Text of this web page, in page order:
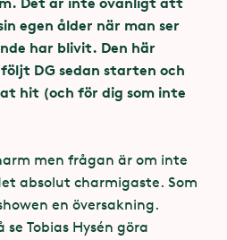
egen ålder när man ser
har blivit. Den här
DG sedan starten och
hit (och för dig som inte
men frågan är om inte
absolut charmigaste. Som
en översakning.
Tobias Hysén göra
Pris
Kl 16.00 360 kr
st, kontakta Liseberg 031–
rad 1-15 och hela rad 16.
som bokas
biljetten.
erbjuds gratis biljett.
men inte
finns ett begränsat